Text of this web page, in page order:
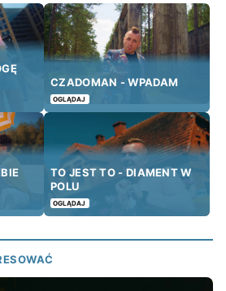
CZADOMAN - WPADAM
OGLĄDAJ
TO JEST TO - DIAMENT W
POLU
OGLĄDAJ